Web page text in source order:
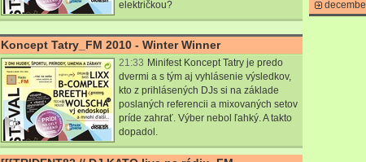
električkou?
Koncept Tatry_FM 2010 - Winter Winner
21:33 Minifest Koncept Tatry je predo
dvermi a s tým aj vyhlásenie výsledkov,
kto z prihlásených DJs si na základe
poslaných referencii a mixovaných setov
príde zahrať. Výber nebol ľahký. A takto
dopadol.